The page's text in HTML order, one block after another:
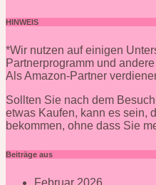
HINWEIS
*Wir nutzen auf einigen
Partnerprogramm und
Als Amazon-Partner
Sollten Sie nach dem
etwas Kaufen, kann es sein,
bekommen, ohne dass Sie
Beiträge aus
Februar 2026